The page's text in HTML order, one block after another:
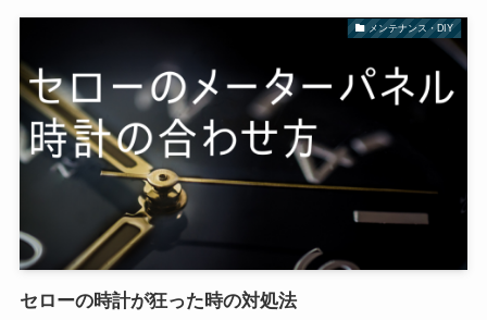
メンテナンス・DIY
セローの時計が狂った時の対処法